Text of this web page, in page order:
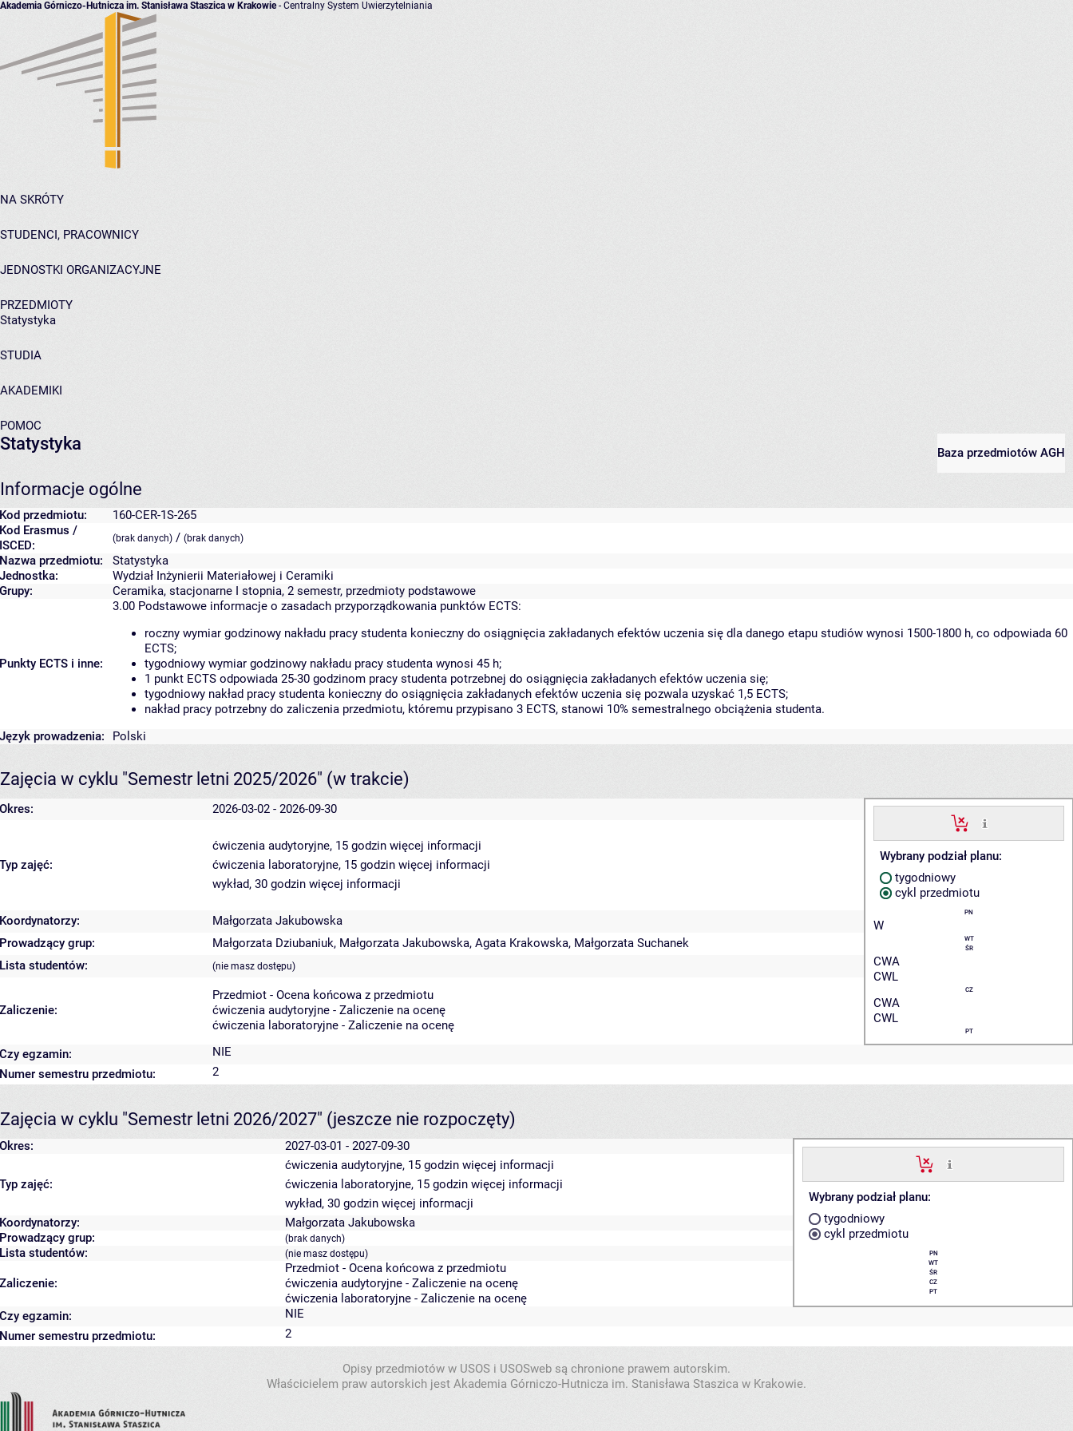
Akademia Górniczo-Hutnicza im. Stanisława Staszica w Krakowie- Centralny System Uwierzytelniania
NA SKRÓTY
STUDENCI, PRACOWNICY
JEDNOSTKI ORGANIZACYJNE
PRZEDMIOTY
Statystyka
STUDIA
AKADEMIKI
POMOC
Baza przedmiotów AGH
Statystyka
Informacje ogólne
Kod przedmiotu:
160-CER-1S-265
Kod Erasmus /
ISCED:
(brak danych) / (brak danych)
Nazwa przedmiotu:
Statystyka
Jednostka:
Wydział Inżynierii Materiałowej i Ceramiki
Grupy:
Ceramika, stacjonarne I stopnia, 2 semestr, przedmioty podstawowe
Punkty ECTS i inne:
3.00 Podstawowe informacje o zasadach przyporządkowania punktów ECTS:
roczny wymiar godzinowy nakładu pracy studenta konieczny do osiągnięcia zakładanych efektów uczenia się dla danego etapu studiów wynosi 1500-1800 h, co odpowiada 60
ECTS;
tygodniowy wymiar godzinowy nakładu pracy studenta wynosi 45 h;
1 punkt ECTS odpowiada 25-30 godzinom pracy studenta potrzebnej do osiągnięcia zakładanych efektów uczenia się;
tygodniowy nakład pracy studenta konieczny do osiągnięcia zakładanych efektów uczenia się pozwala uzyskać 1,5 ECTS;
nakład pracy potrzebny do zaliczenia przedmiotu, któremu przypisano 3 ECTS, stanowi 10% semestralnego obciążenia studenta.
Język prowadzenia:
Polski
Zajęcia w cyklu "Semestr letni 2025/2026" (w trakcie)
Okres: 2026-03-02 - 2026-09-30
Wybrany podział planu:
tygodniowy
cykl przedmiotu
PN
W
WT
ŚR
CWA
CWL
CZ
CWA
CWL
PT
Typ zajęć:
ćwiczenia audytoryjne, 15 godzin więcej informacji
ćwiczenia laboratoryjne, 15 godzin więcej informacji
wykład, 30 godzin więcej informacji
Koordynatorzy:
Małgorzata Jakubowska
Prowadzący grup:
Małgorzata Dziubaniuk, Małgorzata Jakubowska, Agata Krakowska, Małgorzata Suchanek
Lista studentów:
(nie masz dostępu)
Zaliczenie:
Przedmiot - Ocena końcowa z przedmiotu
ćwiczenia audytoryjne - Zaliczenie na ocenę
ćwiczenia laboratoryjne - Zaliczenie na ocenę
Czy egzamin:
NIE
Numer semestru przedmiotu:
2
Zajęcia w cyklu "Semestr letni 2026/2027" (jeszcze nie rozpoczęty)
Okres: 2027-03-01 - 2027-09-30
Wybrany podział planu:
tygodniowy
cykl przedmiotu
PN
WT
ŚR
CZ
PT
Typ zajęć:
ćwiczenia audytoryjne, 15 godzin więcej informacji
ćwiczenia laboratoryjne, 15 godzin więcej informacji
wykład, 30 godzin więcej informacji
Koordynatorzy:
Małgorzata Jakubowska
Prowadzący grup:
(brak danych)
Lista studentów: (nie masz dostępu)
Zaliczenie:
Przedmiot - Ocena końcowa z przedmiotu
ćwiczenia audytoryjne - Zaliczenie na ocenę
ćwiczenia laboratoryjne - Zaliczenie na ocenę
Czy egzamin:
NIE
Numer semestru przedmiotu:
2
Opisy przedmiotów w USOS i USOSweb są chronione prawem autorskim.
Właścicielem praw autorskich jest Akademia Górniczo-Hutnicza im. Stanisława Staszica w Krakowie.